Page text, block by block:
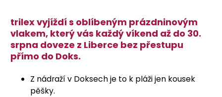
trilex vyjíždí s oblíbeným prázdninovým
vlakem, který vás každý víkend až do 30.
srpna doveze z Liberce bez přestupu
přímo do Doks.
Z nádraží v Doksech je to k pláži jen kousek
pěšky.